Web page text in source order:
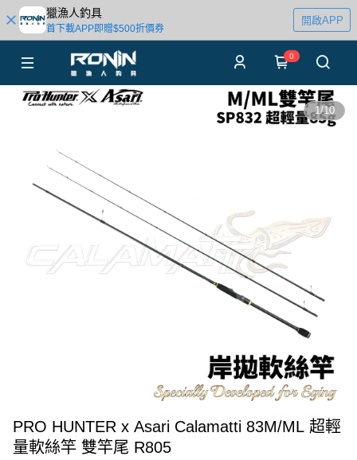
獵漁人釣具
首下載APP即贈$500折價券
開啟APP
0
1/10
PRO HUNTER x Asari Calamatti 83M/ML 超輕
量軟絲竿 雙竿尾 R805